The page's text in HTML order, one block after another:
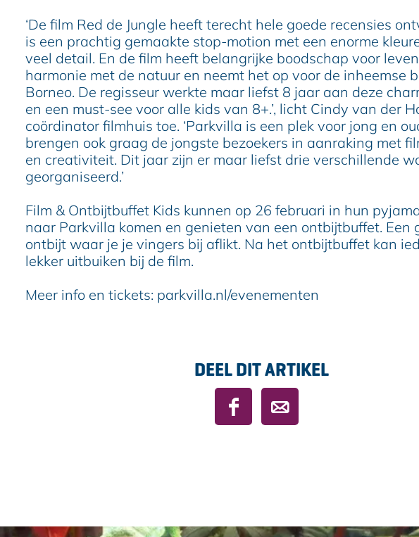
‘De film Red de Jungle heeft terecht hele goede recensies
is een prachtig gemaakte stop-motion met een enorme
veel detail. En de film heeft belangrijke boodschap voor
harmonie met de natuur en neemt het op voor de inheemse
Borneo. De regisseur werkte maar liefst 8 jaar aan deze
en een must-see voor alle kids van 8+.’, licht Cindy van der
coördinator filmhuis toe. ‘Parkvilla is een plek voor jong en
brengen ook graag de jongste bezoekers in aanraking met
en creativiteit. Dit jaar zijn er maar liefst drie verschillende
georganiseerd.’
Film & Ontbijtbuffet Kids kunnen op 26 februari in hun
naar Parkvilla komen en genieten van een ontbijtbuffet. Een
ontbijt waar je je vingers bij aflikt. Na het ontbijtbuffet kan
lekker uitbuiken bij de film.
Meer info en tickets: parkvilla.nl/evenementen
DEEL DIT ARTIKEL
D
e
e
D
e
e